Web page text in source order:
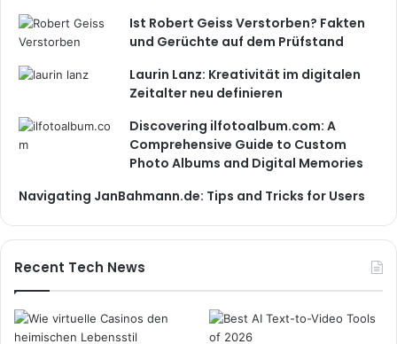
Ist Robert Geiss Verstorben? Fakten
und Gerüchte auf dem Prüfstand
Laurin Lanz: Kreativität im digitalen
Zeitalter neu definieren
Discovering ilfotoalbum.com: A
Comprehensive Guide to Custom
Photo Albums and Digital Memories
Navigating JanBahmann.de: Tips and Tricks for Users
Recent Tech News